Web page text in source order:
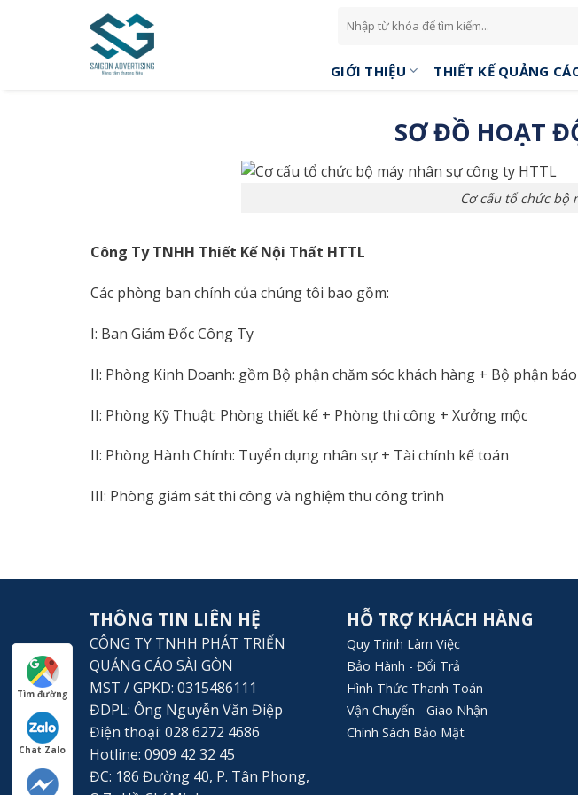
GIỚI THIỆU THIẾT KẾ QUẢNG
SƠ ĐỒ HOẠT
Cơ cấu tổ chức bộ
Công Ty TNHH Thiết Kế Nội Thất HTTL
Các phòng ban chính của chúng tôi bao gồm:
I: Ban Giám Đốc Công Ty
II: Phòng Kinh Doanh: gồm Bộ phận chăm sóc khách hàng + Bộ phận
II: Phòng Kỹ Thuật: Phòng thiết kế + Phòng thi công + Xưởng mộc
II: Phòng Hành Chính: Tuyển dụng nhân sự + Tài chính kế toán
III: Phòng giám sát thi công và nghiệm thu công trình
THÔNG TIN LIÊN HỆ
CÔNG TY TNHH PHÁT TRIỂN
QUẢNG CÁO SÀI GÒN
MST / GPKD: 0315486111
ĐDPL: Ông Nguyễn Văn Điệp
Điện thoại: 028 6272 4686
Hotline: 0909 42 32 45
ĐC: 186 Đường 40, P. Tân Phong,
HỖ TRỢ KHÁCH HÀNG
Quy Trình Làm Việc
Bảo Hành - Đổi Trả
Hình Thức Thanh Toán
Vận Chuyển - Giao Nhận
Chính Sách Bảo Mật
Tìm đường
Chat Zalo